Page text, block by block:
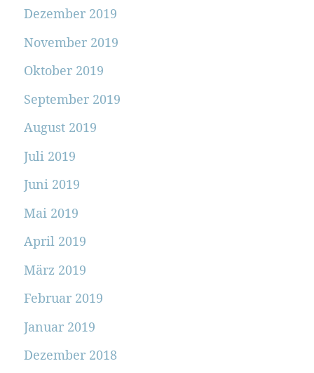
Dezember 2019
November 2019
Oktober 2019
September 2019
August 2019
Juli 2019
Juni 2019
Mai 2019
April 2019
März 2019
Februar 2019
Januar 2019
Dezember 2018